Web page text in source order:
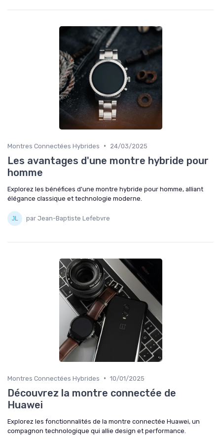
Montres Connectées Hybrides • 24/03/2025
Les avantages d'une montre hybride pour
homme
Explorez les bénéfices d'une montre hybride pour homme, alliant
élégance classique et technologie moderne.
par Jean-Baptiste Lefebvre
Montres Connectées Hybrides • 10/01/2025
Découvrez la montre connectée de
Huawei
Explorez les fonctionnalités de la montre connectée Huawei, un
compagnon technologique qui allie design et performance.